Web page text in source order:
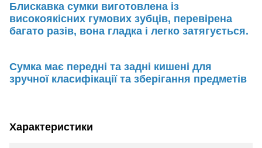
Блискавка сумки виготовлена із
високоякісних гумових зубців, перевірена
багато разів, вона гладка і легко затягується.
Сумка має передні та задні кишені для
зручної класифікації та зберігання предметів
Характеристики